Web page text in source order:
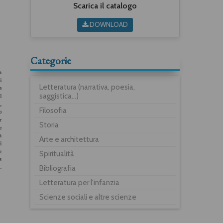
Scarica il catalogo
DOWNLOAD
Categorie
Letteratura (narrativa, poesia,
saggistica...)
Filosofia
Storia
Arte e architettura
Spiritualità
Bibliografia
Letteratura per l'infanzia
Scienze sociali e altre scienze